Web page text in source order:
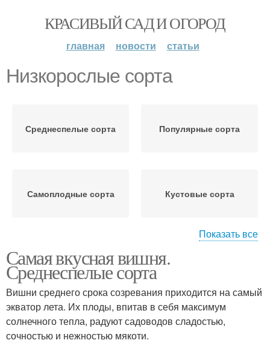
КРАСИВЫЙ САД И ОГОРОД
главная новости статьи
Низкорослые сорта
Среднеспелые сорта Популярные сорта
Самоплодные сорта Кустовые сорта
Карликовые сорта
Сорта для данного
региона
Показать все
Самая вкусная вишня.
Среднеспелые сорта
Вишни среднего срока созревания приходится на самый
экватор лета. Их плоды, впитав в себя максимум
солнечного тепла, радуют садоводов сладостью,
сочностью и нежностью мякоти.